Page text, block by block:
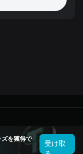
を獲得で
受け取
© 2026 Bitget